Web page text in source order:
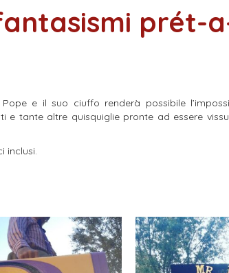
prét-
e il suo ciuffo renderà possibile
e tante altre quisquiglie pronte ad essere
inclusi.